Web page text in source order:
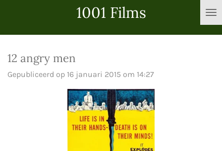
hoofdinhoud
1001 Films
12 angry men
Gepubliceerd op 16 januari 2015 om 14:27